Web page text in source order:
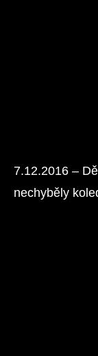
7.12.2016 –
nechyběly